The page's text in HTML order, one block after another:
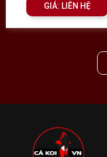
GIÁ: LIÊN HỆ